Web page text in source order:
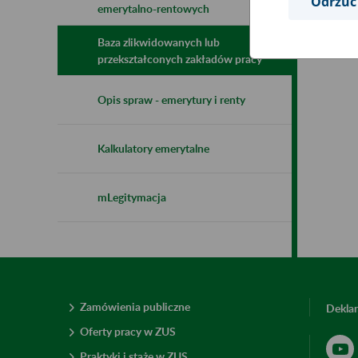
emerytalno-rentowych
Baza zlikwidowanych lub
przekształconych zakładów pracy
Opis spraw - emerytury i renty
Kalkulatory emerytalne
mLegitymacja
Zamówienia publiczne
Oferty pracy w ZUS